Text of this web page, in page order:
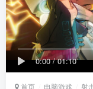
0:00/01:10
首页 电脑游戏 射